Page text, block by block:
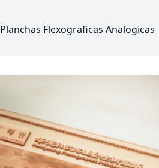
Planchas Flexograficas Analogicas